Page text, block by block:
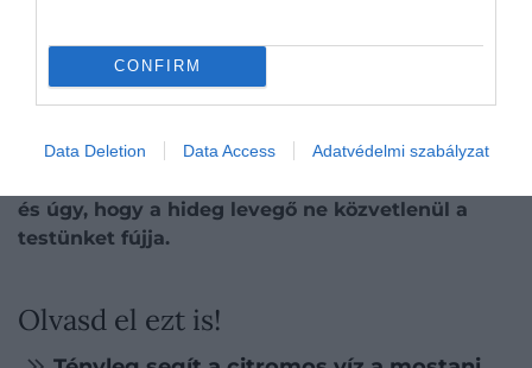
CONFIRM
Data Deletion Data Access Adatvédelmi szabályzat
A klíma tehát sokat segíthet kánikulában, de nem a
hűtésre érdemes törekedni:
mérsékelt hőfokkal,
és úgy, hogy a hideg levegő ne közvetlenül a
testünket fújja.
Olvasd el ezt is!